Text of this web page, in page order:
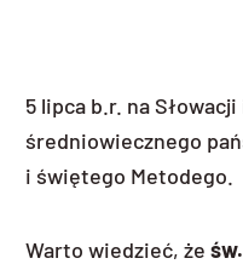
5 lipca b.r. na
średniowiecznego
i świętego Metodego.
Warto wiedzieć, że